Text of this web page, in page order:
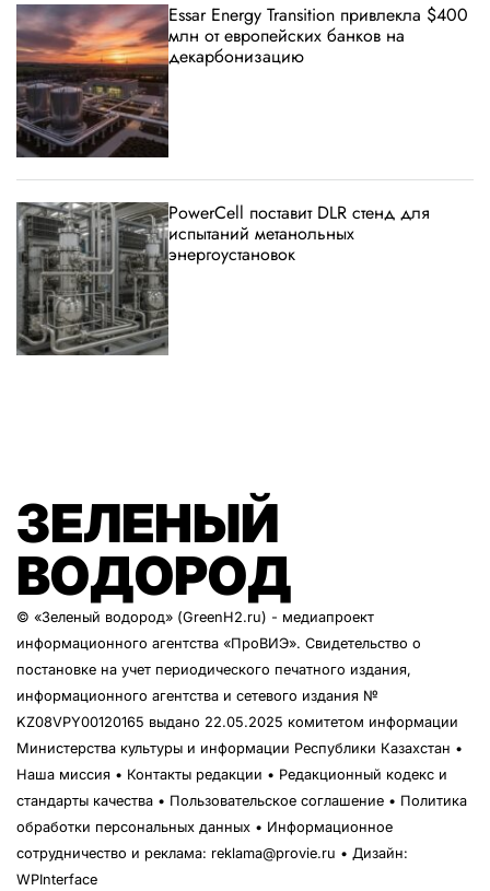
Essar Energy Transition привлекла $400
млн от европейских банков на
декарбонизацию
PowerCell поставит DLR стенд для
испытаний метанольных
энергоустановок
ЗЕЛЕНЫЙ
ВОДОРОД
© «Зеленый водород» (GreenH2.ru) - медиапроект
информационного агентства «ПроВИЭ». Свидетельство о
постановке на учет периодического печатного издания,
информационного агентства и сетевого издания №
KZ08VPY00120165 выдано 22.05.2025 комитетом информации
Министерства культуры и информации Республики Казахстан •
Наша миссия • Контакты редакции • Редакционный кодекс и
стандарты качества • Пользовательское соглашение • Политика
обработки персональных данных • Информационное
сотрудничество и реклама: reklama@provie.ru • Дизайн:
WPInterface